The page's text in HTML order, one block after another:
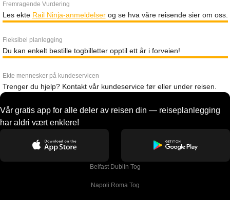
Fremragende Vurdering
Les ekte Rail Ninja-anmeldelserog se hva våre reisende sier om oss.
Fleksibel planlegging
Du kan enkelt bestille togbilletter opptil ett år i forveien!
Ekte mennesker på kundeservicen
Trenger du hjelp? Kontakt vår kundeservice før eller under reisen.
Vår gratis app for alle deler av reisen din — reiseplanlegging
har aldri vært enklere!
Belfast Dublin Tog
Napoli Roma Tog